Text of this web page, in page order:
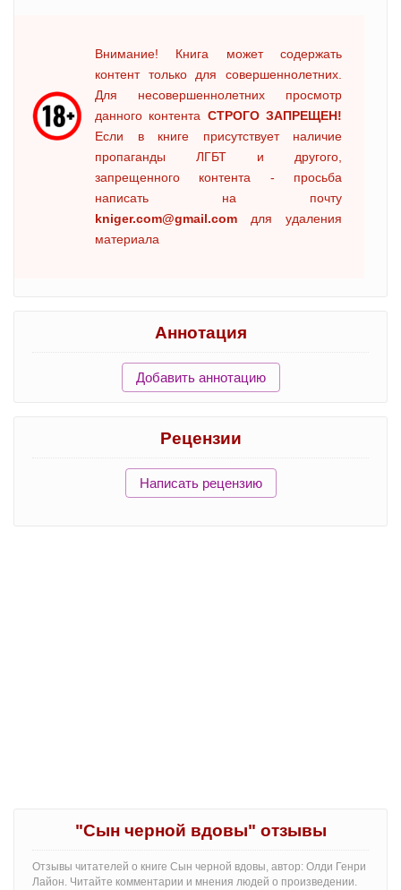
Внимание! Книга может содержать
контент только для совершеннолетних.
Для несовершеннолетних просмотр
данного контента СТРОГО ЗАПРЕЩЕН!
Если в книге присутствует наличие
пропаганды ЛГБТ и другого,
запрещенного контента - просьба
написать на почту
kniger.com@gmail.com для удаления
материала
Аннотация
Добавить аннотацию
Рецензии
Написать рецензию
"Сын черной вдовы" отзывы
Отзывы читателей о книге Сын черной вдовы, автор: Олди Генри
Лайон. Читайте комментарии и мнения людей о произведении.